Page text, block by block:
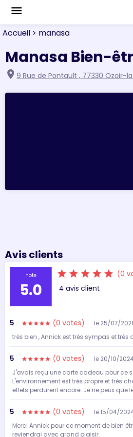
menu
Accueil > manasa
Manasa Bien-
location_on 9 Rue de Pontault , 77330 Ozoir-
Avis clients
note
5.0
star star star star star (0
4 avis client
5 starstarstarstarstar (0 votes)
le 25/07/
très bien , Annick est très sympas et très
5 starstarstarstarstar (0 votes)
le 20/10/
J'avais reçu une carte cadeau pour ce
L'environnement est très propre et très
effets perdurent encore. Je ne peux que
5 starstarstarstarstar (0 votes)
le 15/04/
Merci Annick pour ce moment de bien
reviendrai avec grand plaisir.